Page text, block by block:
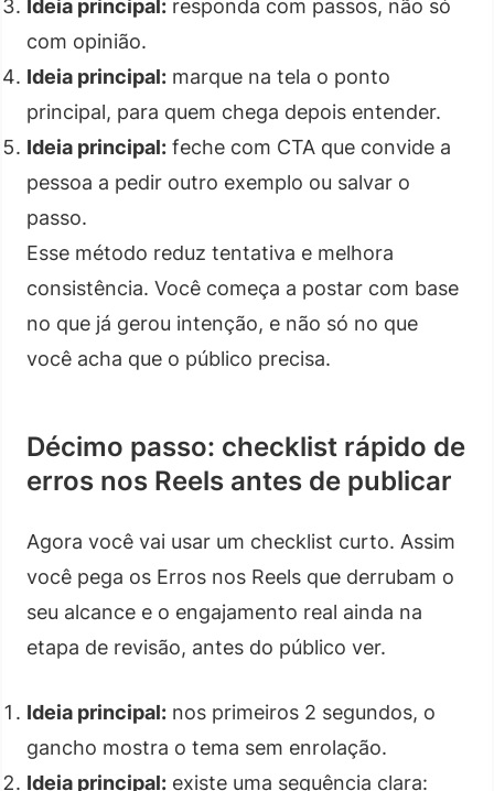
Ideia principal: responda com passos, não só
com opinião.
Ideia principal: marque na tela o ponto
principal, para quem chega depois entender.
Ideia principal: feche com CTA que convide a
pessoa a pedir outro exemplo ou salvar o
passo.
Esse método reduz tentativa e melhora
consistência. Você começa a postar com base
no que já gerou intenção, e não só no que
você acha que o público precisa.
Décimo passo: checklist rápido de
erros nos Reels antes de publicar
Agora você vai usar um checklist curto. Assim
você pega os Erros nos Reels que derrubam o
seu alcance e o engajamento real ainda na
etapa de revisão, antes do público ver.
Ideia principal: nos primeiros 2 segundos, o
gancho mostra o tema sem enrolação.
Ideia principal: existe uma sequência clara: